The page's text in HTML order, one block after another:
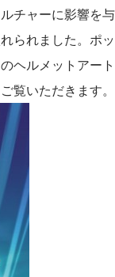
チャーに影響を与
られました。ポッ
ヘルメットアート
覧いただきます。